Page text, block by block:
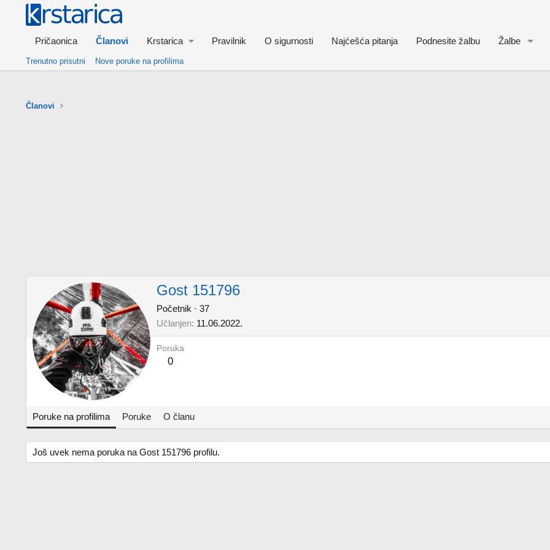
Pričaonica Članovi Krstarica Pravilnik O sigurnosti Najćešća pitanja Podnesite žalbu Žalbe
Trenutno prisutni Nove poruke na profilima
Članovi
Gost 151796
Početnik · 37
Učlanjen 11.06.2022.
Poruka
0
Poruke na profilima Poruke O članu
Još uvek nema poruka na Gost 151796 profilu.